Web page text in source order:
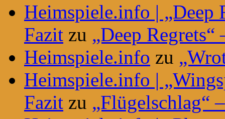
Heimspiele.info | „Deep
Fazit zu „Deep Regrets“
Heimspiele.info zu
Heimspiele.info |
Fazit zu „Flügelschlag“